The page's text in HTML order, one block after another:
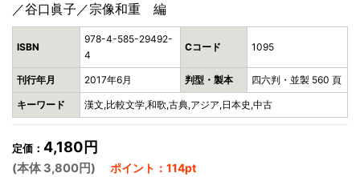
／谷口眞子／宗像和重 編
ISBN
978-4-585-29492-
4
Cコード 1095
刊行年月 2017年6月 判型・製本 四六判・並製 560 頁
キーワード 漢文,比較文学,和歌,古典,アジア,日本史,中古
定価： 4,180円
(本体 3,800円) ポイント：114pt